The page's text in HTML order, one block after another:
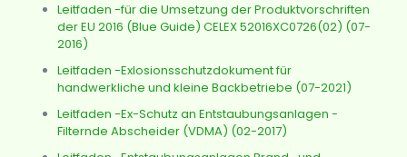
Leitfaden -für die Umsetzung der Produktvorschriften
der EU 2016 (Blue Guide) CELEX 52016XC0726(02) (07-
2016)
Leitfaden -Exlosionsschutzdokument für
handwerkliche und kleine Backbetriebe (07-2021)
Leitfaden -Ex-Schutz an Entstaubungsanlagen -
Filternde Abscheider (VDMA) (02-2017)